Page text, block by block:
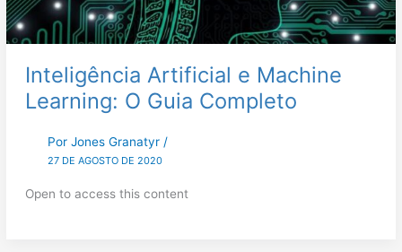
Inteligência Artificial e Machine
Learning: O Guia Completo
Por Jones Granatyr /
27 DE AGOSTO DE 2020
Open to access this content